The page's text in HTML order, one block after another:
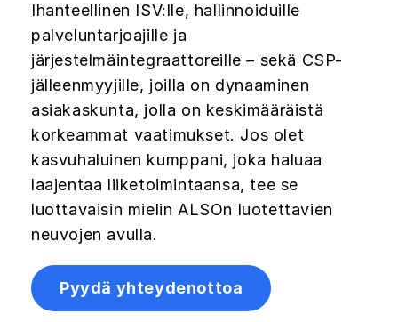
Ihanteellinen ISV:lle, hallinnoiduille
palveluntarjoajille ja
järjestelmäintegraattoreille – sekä CSP-
jälleenmyyjille, joilla on dynaaminen
asiakaskunta, jolla on keskimääräistä
korkeammat vaatimukset. Jos olet
kasvuhaluinen kumppani, joka haluaa
laajentaa liiketoimintaansa, tee se
luottavaisin mielin ALSOn luotettavien
neuvojen avulla.
Pyydä yhteydenottoa